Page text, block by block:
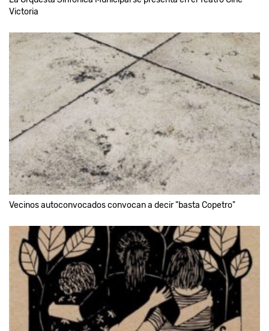
Victoria
Vecinos autoconvocados convocan a decir "basta Copetro"